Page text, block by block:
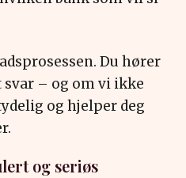
Du hører
– og om vi ikke
og hjelper deg
og seriøs